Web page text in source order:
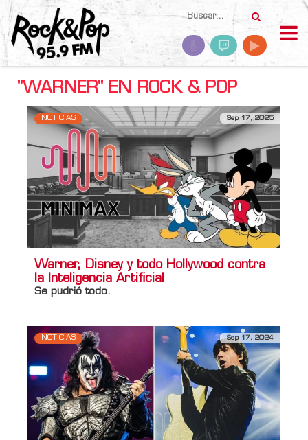
"WARNER" EN ROCK & POP
NOTICIAS Sep 17, 2025
Warner, Disney y todo Hollywood contra
la Inteligencia Artificial
Se pudrió todo.
NOTICIAS Sep 17, 2024